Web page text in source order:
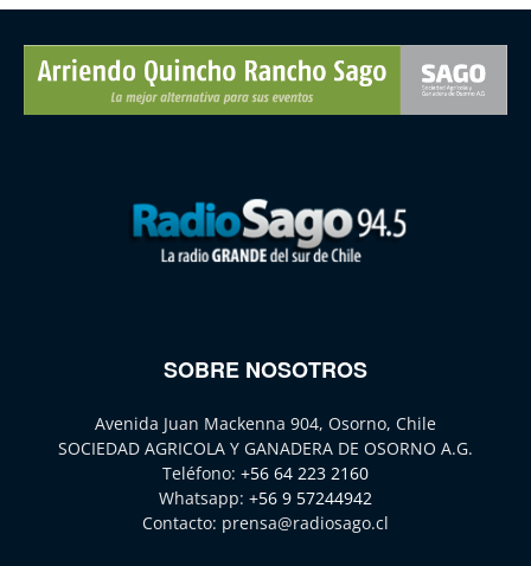
SOBRE NOSOTROS
Avenida Juan Mackenna 904, Osorno, Chile
SOCIEDAD AGRICOLA Y GANADERA DE OSORNO A.G.
Teléfono: +56 64 223 2160
Whatsapp: +56 9 57244942
Contacto: prensa@radiosago.cl